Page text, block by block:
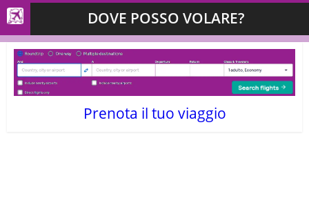
DOVE POSSO VOLARE?
Prenota il tuo viaggio